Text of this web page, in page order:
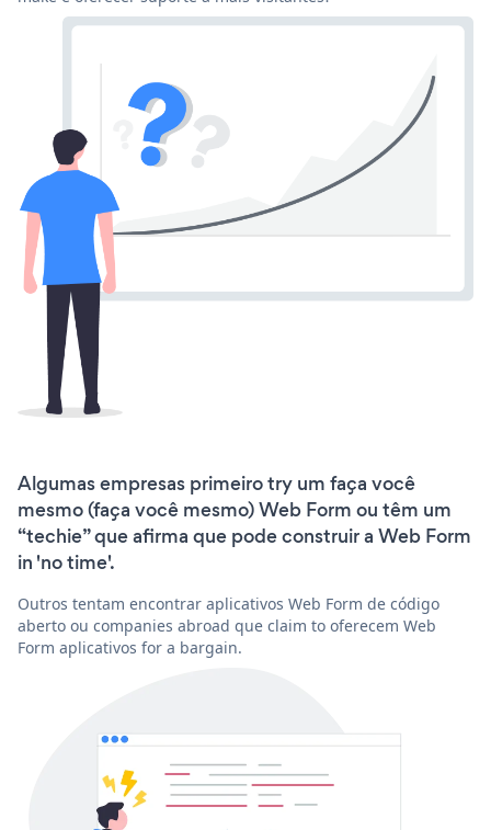
Algumas empresas primeiro try um faça você
mesmo (faça você mesmo) Web Form ou têm um
“techie” que afirma que pode construir a Web Form
in 'no time'.
Outros tentam encontrar aplicativos Web Form de código
aberto ou companies abroad que claim to oferecem Web
Form aplicativos for a bargain.